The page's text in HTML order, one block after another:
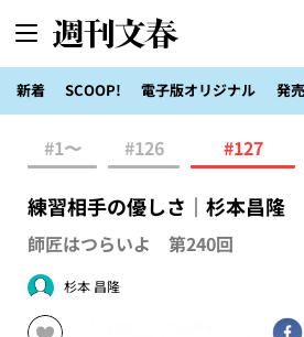
新着 SCOOP! 電子版オリジナル 発
#1〜 #126 #127
練習相手の優しさ｜杉本昌隆
師匠はつらいよ 第240回
杉本 昌隆